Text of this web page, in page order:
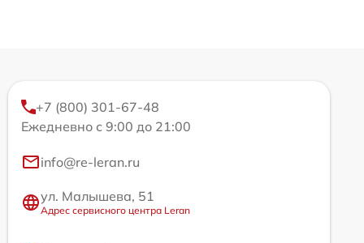
+7 (800) 301-67-48
Ежедневно с 9:00 до 21:00
info@re-leran.ru
ул. Малышева, 51
Адрес сервисного центра Leran